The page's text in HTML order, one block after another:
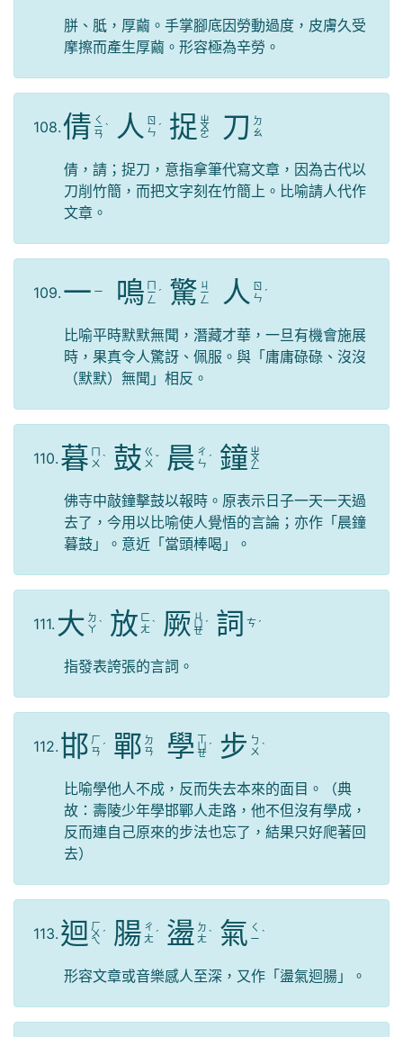
胼、胝，厚繭。手掌腳底因勞動過度，皮膚久受
摩擦而產生厚繭。形容極為辛勞。
108.倩 ㄑ
ㄧ
ㄢ
ˋ 人 ㄖ
ㄣ ˊ 捉 ㄓ
ㄨ
ㄛ 刀 ㄉ
ㄠ
倩，請；捉刀，意指拿筆代寫文章，因為古代以
刀削竹簡，而把文字刻在竹簡上。比喻請人代作
文章。
109. 一 ㄧ 鳴 ㄇ
ㄧ
ㄥ
ˊ 驚 ㄐ
ㄧ
ㄥ 人 ㄖ
ㄣ ˊ
比喻平時默默無聞，潛藏才華，一旦有機會施展
時，果真令人驚訝、佩服。與「庸庸碌碌、沒沒
（默默）無聞」相反。
110. 暮 ㄇ
ㄨ ˋ 鼓 ㄍ
ㄨ ˇ 晨 ㄔ
ㄣ ˊ 鐘 ㄓ
ㄨ
ㄥ
佛寺中敲鐘擊鼓以報時。原表示日子一天一天過
去了，今用以比喻使人覺悟的言論；亦作「晨鐘
暮鼓」。意近「當頭棒喝」。
111. 大 ㄉ
ㄚ ˋ 放 ㄈ
ㄤ ˋ 厥 ㄐ
ㄩ
ㄝ
ˊ 詞 ㄘ ˊ
指發表誇張的言詞。
112. 邯 ㄏ
ㄢ ˊ 鄲 ㄉ
ㄢ
學 ㄒ
ㄩ
ㄝ
ˊ 步 ㄅ
ㄨ ˋ
比喻學他人不成，反而失去本來的面目。（典
故：壽陵少年學邯鄲人走路，他不但沒有學成，
反而連自己原來的步法也忘了，結果只好爬著回
去）
113. 迴 ㄏ
ㄨ
ㄟ
ˊ 腸 ㄔ
ㄤ ˊ 盪 ㄉ
ㄤ ˋ 氣 ㄑ
ㄧ ˋ
形容文章或音樂感人至深，又作「盪氣迴腸」。